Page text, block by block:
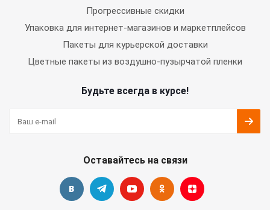
Прогрессивные скидки
Упаковка для интернет-магазинов и маркетплейсов
Пакеты для курьерской доставки
Цветные пакеты из воздушно-пузырчатой пленки
Будьте всегда в курсе!
Оставайтесь на связи